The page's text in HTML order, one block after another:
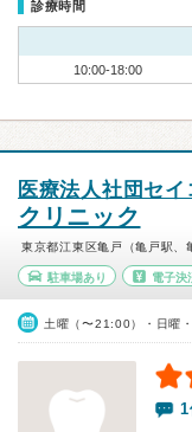
診療時間
10:00-18:00
医療法人社団セ
クリニック
東京都江東区亀戸（亀戸駅、
駐車場あり 電子決
土曜（〜21:00）・日曜
1